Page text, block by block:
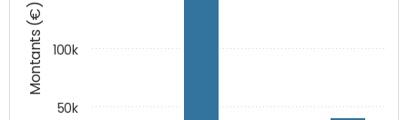
Montants (€)
50k
100k